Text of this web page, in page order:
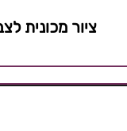
ציור מכונית